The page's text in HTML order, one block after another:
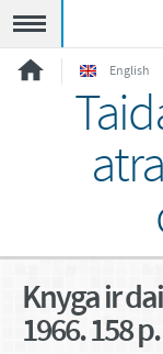
English
Knyga ir
1966. 158 p.